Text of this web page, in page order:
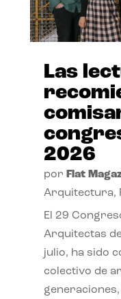
Las
2026
por Flat
Arquitectura,
El 29
Arquitectas
julio, ha sido
colectivo de